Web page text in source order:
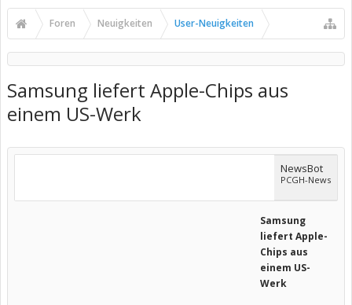
Foren Neuigkeiten User-Neuigkeiten
Samsung liefert Apple-Chips aus
einem US-Werk
NewsBot
PCGH-News
Samsung
liefert Apple-
Chips aus
einem US-
Werk